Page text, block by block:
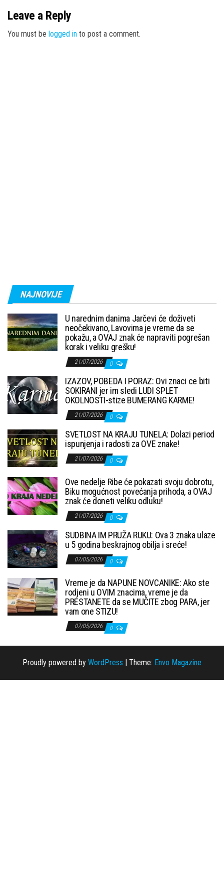
Leave a Reply
You must be logged in to post a comment.
NAJNOVIJE
U narednim danima Jarčevi će doživeti
neočekivano, Lavovima je vreme da se
pokažu, a OVAJ znak će napraviti pogrešan
korak i veliku grešku!
21/07/2026 0
IZAZOV, POBEDA I PORAZ: Ovi znaci ce biti
SOKIRANI jer im sledi LUDI SPLET
OKOLNOSTI-stize BUMERANG KARME!
21/07/2026 0
SVETLOST NA KRAJU TUNELA: Dolazi period
ispunjenja i radosti za OVE znake!
21/07/2026 0
Ove nedelje Ribe će pokazati svoju dobrotu,
Biku mogućnost povećanja prihoda, a OVAJ
znak će doneti veliku odluku!
21/07/2026 0
SUDBINA IM PRUŽA RUKU: Ova 3 znaka ulaze
u 5 godina beskrajnog obilja i sreće!
07/05/2026 0
Vreme je da NAPUNE NOVCANIKE: Ako ste
rodjeni u OVIM znacima, vreme je da
PRESTANETE da se MUČITE zbog PARA, jer
vam one STIZU!
07/05/2026 0
Proudly powered by WordPress Theme: Envo Magazine